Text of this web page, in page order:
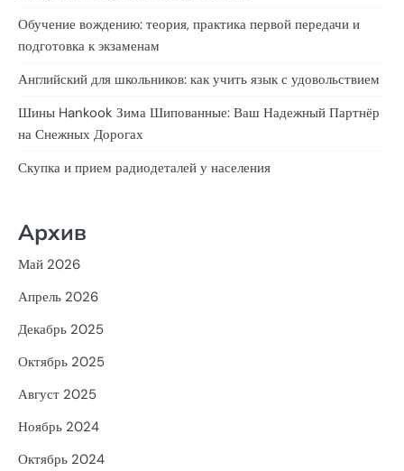
Обучение вождению: теория, практика первой передачи и
подготовка к экзаменам
Английский для школьников: как учить язык с удовольствием
Шины Hankook Зима Шипованные: Ваш Надежный Партнёр
на Снежных Дорогах
Скупка и прием радиодеталей у населения
Архив
Май 2026
Апрель 2026
Декабрь 2025
Октябрь 2025
Август 2025
Ноябрь 2024
Октябрь 2024